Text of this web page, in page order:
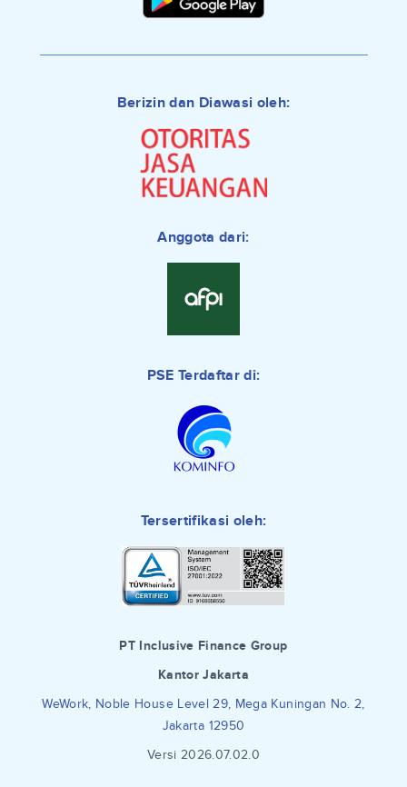
Berizin dan Diawasi oleh:
Anggota dari:
PSE Terdaftar di:
Tersertifikasi oleh:
PT Inclusive Finance Group
Kantor Jakarta
WeWork, Noble House Level 29, Mega Kuningan No. 2,
Jakarta 12950
Versi 2026.07.02.0